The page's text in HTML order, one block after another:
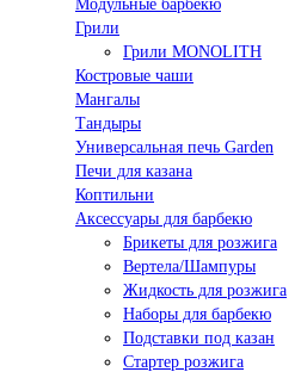
Модульные барбекю
Грили
Грили MONOLITH
Костровые чаши
Мангалы
Тандыры
Универсальная печь Garden
Печи для казана
Коптильни
Аксессуары для барбекю
Брикеты для розжига
Вертела/Шампуры
Жидкость для розжига
Наборы для барбекю
Подставки под казан
Стартер розжига